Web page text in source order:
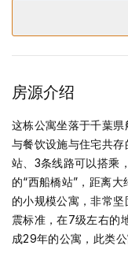
房源介绍
这栋公寓坐落于千葉
与餐饮设施与住宅共
站、3条线路可以搭乘
的“西船橋站”，距离
的小规模公寓，非常
震标准，在7级左右的
成29年的公寓，此类